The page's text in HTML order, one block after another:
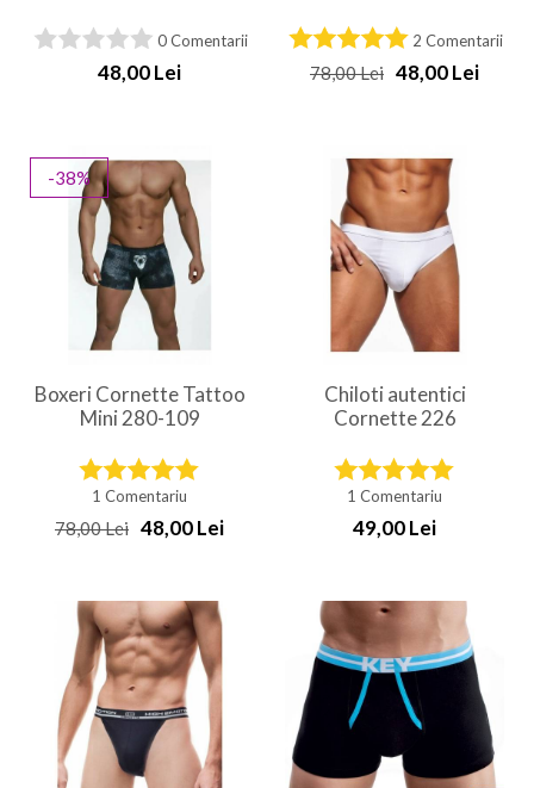
0 Comentarii
48,00 Lei
2 Comentarii
78,00 Lei 48,00 Lei
Boxeri Cornette Tattoo
Mini 280-109
1 Comentariu
-38%
78,00 Lei 48,00 Lei
Chiloti autentici
Cornette 226
1 Comentariu
49,00 Lei